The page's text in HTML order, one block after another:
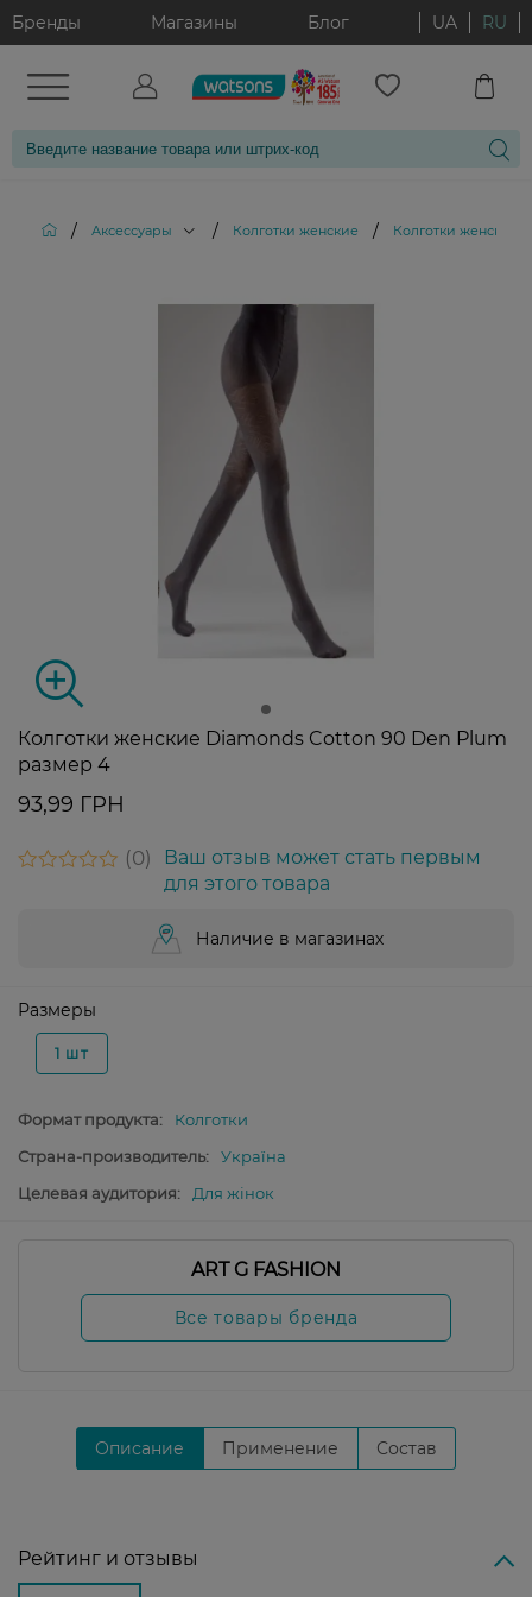
Бренды Магазины Блог UA RU
/ Аксессуары / Колготки женские / Колготки женские
Колготки женские Diamonds Cotton 90 Den Plum
размер 4
93,99 ГРН
0
Ваш отзыв может стать первым
для этого товара
Наличие в магазинах
Размеры
1 шт
Формат продукта:
Колготки
Страна-производитель:
Україна
Целевая аудитория:
Для жінок
ART G FASHION
Все товары бренда
Описание Применение Состав
Рейтинг и отзывы